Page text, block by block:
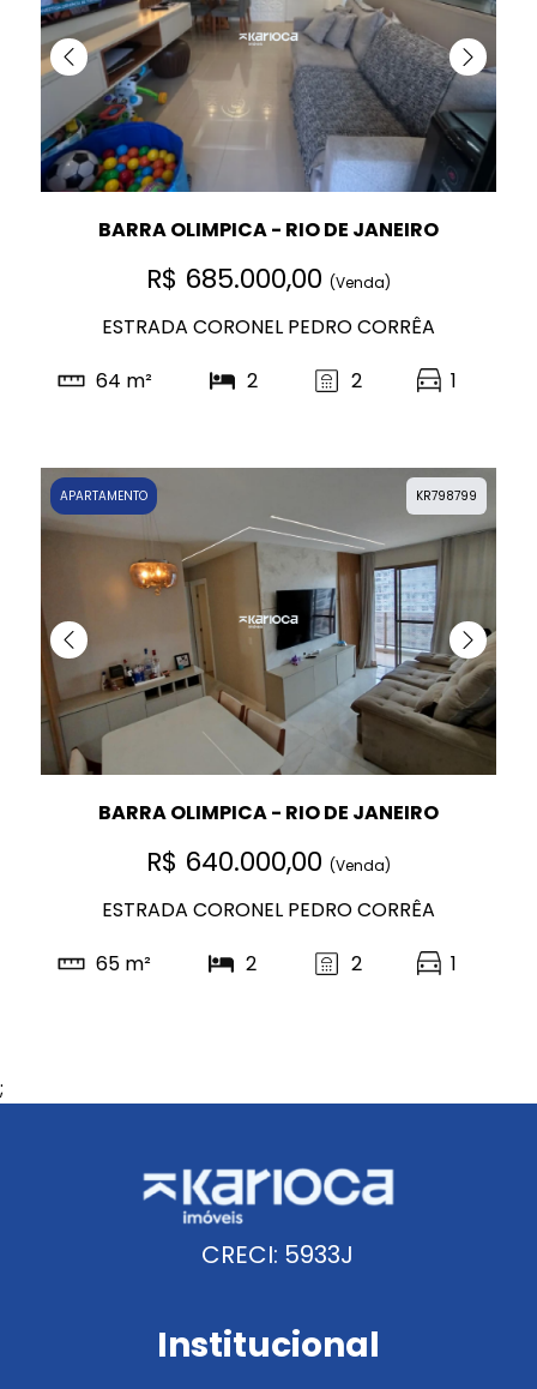
BARRA OLIMPICA - RIO DE JANEIRO
R$ 685.000,00 (Venda)
ESTRADA CORONEL PEDRO CORRÊA
64 m²
2 2 1
KR798799
APARTAMENTO
BARRA OLIMPICA - RIO DE JANEIRO
R$ 640.000,00 (Venda)
ESTRADA CORONEL PEDRO CORRÊA
65 m²
2 2 1
;
CRECI: 5933J
Institucional